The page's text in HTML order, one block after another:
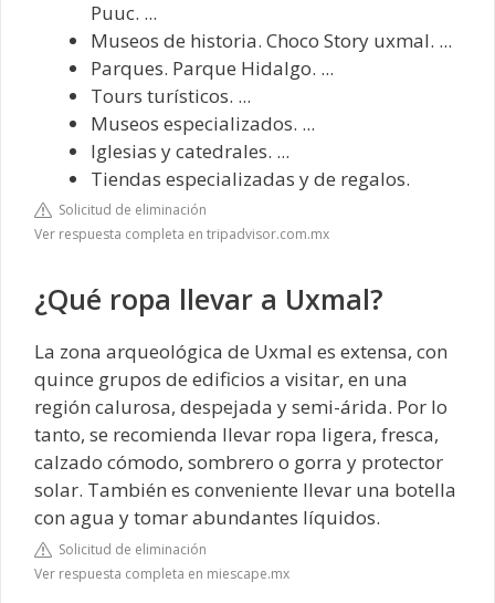
Puuc. ...
Museos de historia. Choco Story uxmal. ...
Parques. Parque Hidalgo. ...
Tours turísticos. ...
Museos especializados. ...
Iglesias y catedrales. ...
Tiendas especializadas y de regalos.
Solicitud de eliminación
Ver respuesta completa en tripadvisor.com.mx
¿Qué ropa llevar a Uxmal?
La zona arqueológica de Uxmal es extensa, con
quince grupos de edificios a visitar, en una
región calurosa, despejada y semi-árida. Por lo
tanto, se recomienda llevar ropa ligera, fresca,
calzado cómodo, sombrero o gorra y protector
solar. También es conveniente llevar una botella
con agua y tomar abundantes líquidos.
Solicitud de eliminación
Ver respuesta completa en miescape.mx